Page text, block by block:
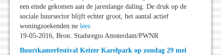
een einde gekomen aan de jarenlange daling. De druk op de
sociale huursector blijft echter groot, het aantal actief
woningzoekenden ne lees
19-05-2016, Bron: Stadsregio Amsterdam/PWNR
Buurtkamerfestival Keizer Karelpark op zondag 29 mei